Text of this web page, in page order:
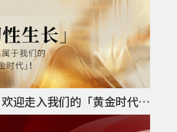
Hello 2026 | 欢迎走入我们的「黄金时代」！